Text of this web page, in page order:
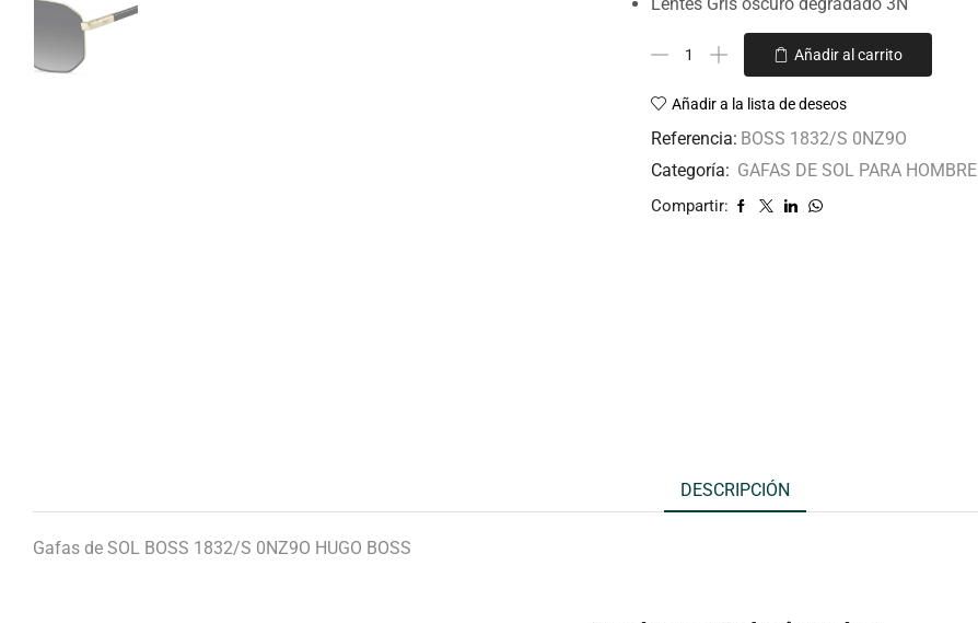
Añadir al carrito
Añadir a la lista de deseos
Referencia: BOSS 1832/S 0NZ9O
Categoría: GAFAS DE SOL PARA HOMBRE
Compartir:
DESCRIPCIÓN
Gafas de SOL BOSS 1832/S 0NZ9O HUGO BOSS